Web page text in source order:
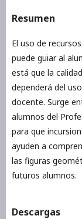
Resumen
El uso de
puede guiar al
está que la
dependerá del
docente. Surge
alumnos del
para que
ayuden a
las figuras
futuros alumnos.
Descargas